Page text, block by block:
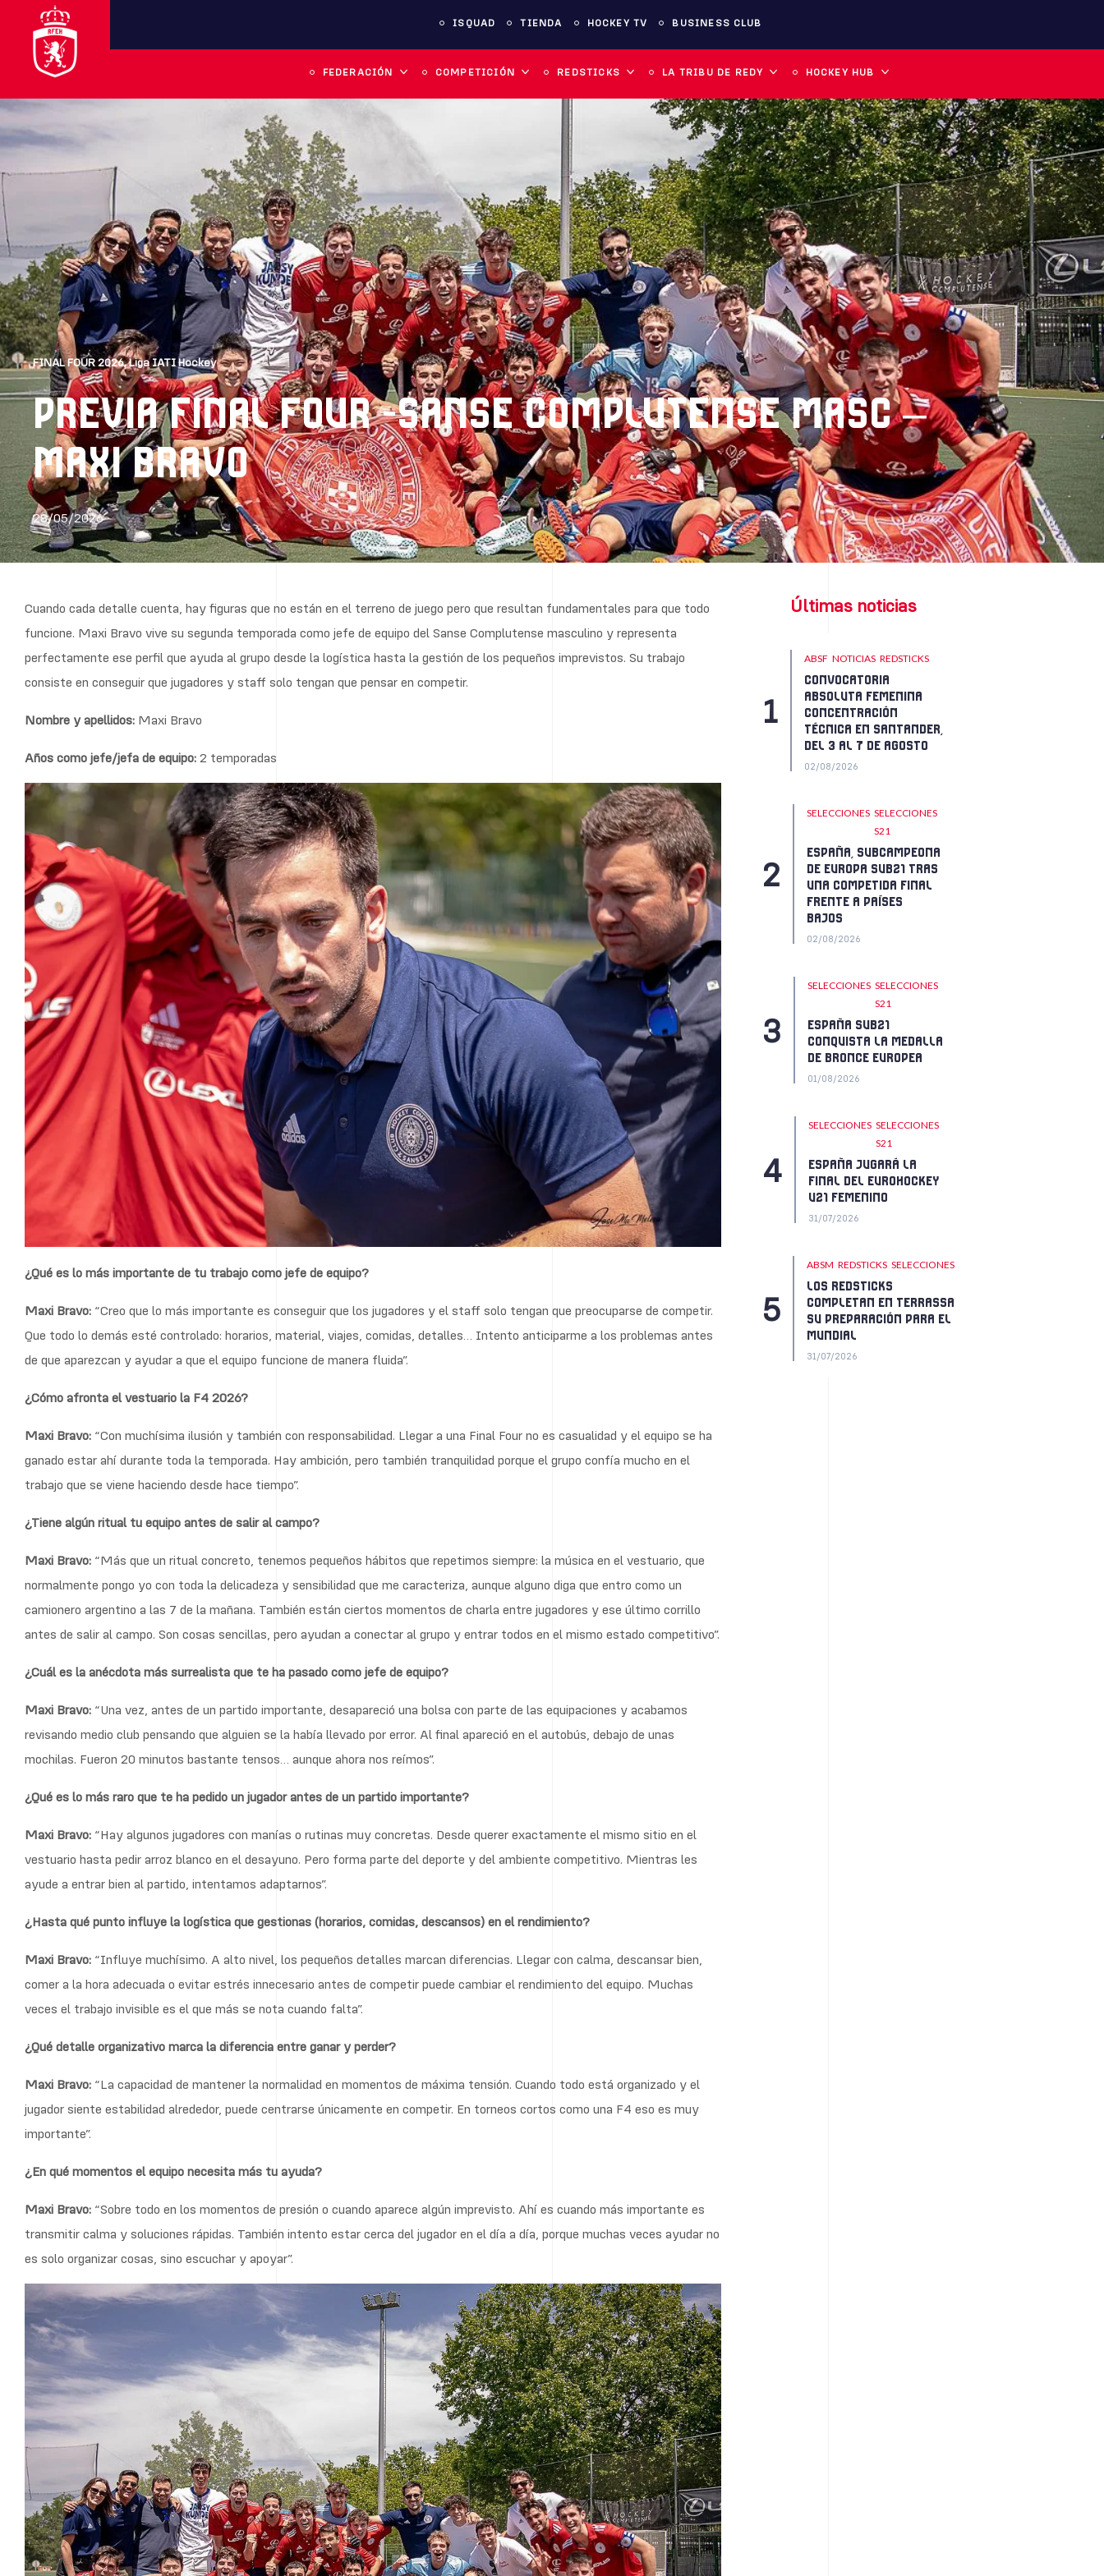
ISQUAD TIENDA HOCKEY TV BUSINESS CLUB
FEDERACIÓN COMPETICIÓN REDSTICKS LA TRIBU DE REDY HOCKEY HUB
FINAL FOUR 2026,Liga IATI Hockey
PREVIA FINAL FOUR -SANSE COMPLUTENSE MASC –
MAXI BRAVO
28/05/2026
Cuando cada detalle cuenta, hay figuras que no están en el terreno de juego pero que resultan fundamentales para que todo
funcione. Maxi Bravo vive su segunda temporada como jefe de equipo del Sanse Complutense masculino y representa
perfectamente ese perfil que ayuda al grupo desde la logística hasta la gestión de los pequeños imprevistos. Su trabajo
consiste en conseguir que jugadores y staff solo tengan que pensar en competir.
Nombre y apellidos: Maxi Bravo
Años como jefe/jefa de equipo: 2 temporadas
¿Qué es lo más importante de tu trabajo como jefe de equipo?
Maxi Bravo: “Creo que lo más importante es conseguir que los jugadores y el staff solo tengan que preocuparse de competir.
Que todo lo demás esté controlado: horarios, material, viajes, comidas, detalles… Intento anticiparme a los problemas antes
de que aparezcan y ayudar a que el equipo funcione de manera fluida”.
¿Cómo afronta el vestuario la F4 2026?
Maxi Bravo: “Con muchísima ilusión y también con responsabilidad. Llegar a una Final Four no es casualidad y el equipo se ha
ganado estar ahí durante toda la temporada. Hay ambición, pero también tranquilidad porque el grupo confía mucho en el
trabajo que se viene haciendo desde hace tiempo”.
¿Tiene algún ritual tu equipo antes de salir al campo?
Maxi Bravo: “Más que un ritual concreto, tenemos pequeños hábitos que repetimos siempre: la música en el vestuario, que
normalmente pongo yo con toda la delicadeza y sensibilidad que me caracteriza, aunque alguno diga que entro como un
camionero argentino a las 7 de la mañana. También están ciertos momentos de charla entre jugadores y ese último corrillo
antes de salir al campo. Son cosas sencillas, pero ayudan a conectar al grupo y entrar todos en el mismo estado competitivo”.
¿Cuál es la anécdota más surrealista que te ha pasado como jefe de equipo?
Maxi Bravo: “Una vez, antes de un partido importante, desapareció una bolsa con parte de las equipaciones y acabamos
revisando medio club pensando que alguien se la había llevado por error. Al final apareció en el autobús, debajo de unas
mochilas. Fueron 20 minutos bastante tensos… aunque ahora nos reímos”.
¿Qué es lo más raro que te ha pedido un jugador antes de un partido importante?
Maxi Bravo: “Hay algunos jugadores con manías o rutinas muy concretas. Desde querer exactamente el mismo sitio en el
vestuario hasta pedir arroz blanco en el desayuno. Pero forma parte del deporte y del ambiente competitivo. Mientras les
ayude a entrar bien al partido, intentamos adaptarnos”.
¿Hasta qué punto influye la logística que gestionas (horarios, comidas, descansos) en el rendimiento?
Maxi Bravo: “Influye muchísimo. A alto nivel, los pequeños detalles marcan diferencias. Llegar con calma, descansar bien,
comer a la hora adecuada o evitar estrés innecesario antes de competir puede cambiar el rendimiento del equipo. Muchas
veces el trabajo invisible es el que más se nota cuando falta”.
¿Qué detalle organizativo marca la diferencia entre ganar y perder?
Maxi Bravo: “La capacidad de mantener la normalidad en momentos de máxima tensión. Cuando todo está organizado y el
jugador siente estabilidad alrededor, puede centrarse únicamente en competir. En torneos cortos como una F4 eso es muy
importante”.
¿En qué momentos el equipo necesita más tu ayuda?
Maxi Bravo: “Sobre todo en los momentos de presión o cuando aparece algún imprevisto. Ahí es cuando más importante es
transmitir calma y soluciones rápidas. También intento estar cerca del jugador en el día a día, porque muchas veces ayudar no
es solo organizar cosas, sino escuchar y apoyar”.
Últimas noticias
ABSF NOTICIAS REDSTICKS
CONVOCATORIA
ABSOLUTA FEMENINA
CONCENTRACIÓN
TÉCNICA EN SANTANDER,
DEL 3 AL 7 DE AGOSTO
02/08/2026
SELECCIONES SELECCIONES
S21
ESPAÑA, SUBCAMPEONA
DE EUROPA SUB21 TRAS
UNA COMPETIDA FINAL
FRENTE A PAÍSES
BAJOS
02/08/2026
SELECCIONES SELECCIONES
S21
ESPAÑA SUB21
CONQUISTA LA MEDALLA
DE BRONCE EUROPEA
01/08/2026
SELECCIONES SELECCIONES
S21
ESPAÑA JUGARÁ LA
FINAL DEL EUROHOCKEY
U21 FEMENINO
31/07/2026
ABSM REDSTICKS SELECCIONES
LOS REDSTICKS
COMPLETAN EN TERRASSA
SU PREPARACIÓN PARA EL
MUNDIAL
31/07/2026